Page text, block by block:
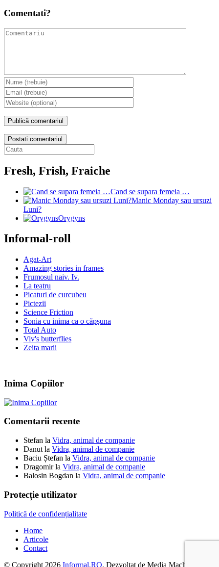
Comentati?
Postati comentariul
Fresh, Frish, Fraiche
Cand se supara femeia …
Manic Monday sau ursuzi
Luni?
Orygyns
Informal-roll
Agat-Art
Amazing stories in frames
Frumosul naiv. Iv.
La teatru
Picaturi de curcubeu
Pictezii
Science Friction
Sonia cu inima ca o căpşuna
Total Auto
Viv's butterflies
Zeita marii
Inima Copiilor
Comentarii recente
Stefan la Vidra, animal de companie
Danut la Vidra, animal de companie
Baciu Ștefan la Vidra, animal de companie
Dragomirla Vidra, animal de companie
Balosin Bogdan la Vidra, animal de companie
Protecție utilizator
Politică de confidențialitate
Home
Articole
Contact
© Copyright 2026 Informal.RO. Dezvoltat de Media Machine